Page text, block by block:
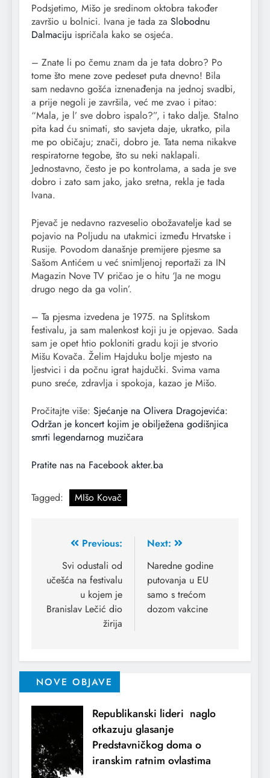
Podsjetimo, Mišo je sredinom oktobra također
završio u bolnici. Ivana je tada za Slobodnu
Dalmaciju ispričala kako se osjeća.
– Znate li po čemu znam da je tata dobro? Po
tome što mene zove pedeset puta dnevno! Bila
sam nedavno gošća iznenađenja na jednoj svadbi,
a prije negoli je završila, već me zvao i pitao:
“Mala, je l’ sve dobro ispalo?”, i tako dalje. Stalno
pita kad ću snimati, sto savjeta daje, ukratko, pila
me po običaju; znači, dobro je. Tata nema nikakve
respiratorne tegobe, što su neki naklapali.
Jednostavno, često je po kontrolama, a sada je sve
dobro i zato sam jako, jako sretna, rekla je tada
Ivana.
Pjevač je nedavno razveselio obožavatelje kad se
pojavio na Poljudu na utakmici između Hrvatske i
Rusije. Povodom današnje premijere pjesme sa
Sašom Antićem u već snimljenoj reportaži za IN
Magazin Nove TV pričao je o hitu ‘Ja ne mogu
drugo nego da ga volin’.
– Ta pjesma izvedena je 1975. na Splitskom
festivalu, ja sam malenkost koji ju je opjevao. Sada
sam je opet htio pokloniti gradu koji je stvorio
Mišu Kovača. Želim Hajduku bolje mjesto na
ljestvici i da počnu igrat hajdučki. Svima vama
puno sreće, zdravlja i spokoja, kazao je Mišo.
Pročitajte više: Sjećanje na Olivera Dragojevića:
Održan je koncert kojim je obilježena godišnjica
smrti legendarnog muzičara
Pratite nas na Facebook akter.ba
Tagged: MIšo Kovač
Previous:
Svi odustali od
učešća na festivalu
u kojem je
Branislav Lečić dio
žirija
Next:
Naredne godine
putovanja u EU
samo s trećom
dozom vakcine
NOVE OBJAVE
Republikanski lideri naglo
otkazuju glasanje
Predstavničkog doma o
iranskim ratnim ovlastima